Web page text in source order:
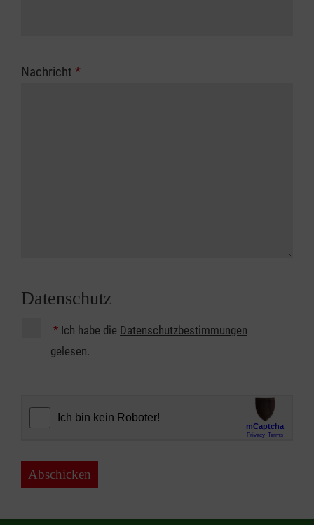
Nachricht *
Datenschutz
* Ich habe die Datenschutzbestimmungen
gelesen.
Abschicken